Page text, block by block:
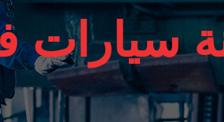
سيارات